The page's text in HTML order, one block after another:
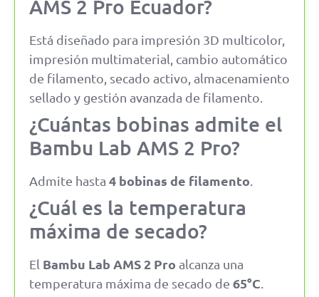
AMS 2 Pro Ecuador?
Está diseñado para impresión 3D multicolor,
impresión multimaterial, cambio automático
de filamento, secado activo, almacenamiento
sellado y gestión avanzada de filamento.
¿Cuántas bobinas admite el
Bambu Lab AMS 2 Pro?
Admite hasta 4 bobinas de filamento
¿Cuál es la temperatura
máxima de secado?
El Bambu Lab AMS 2 Pro alcanza una
temperatura máxima de secado de 65°C